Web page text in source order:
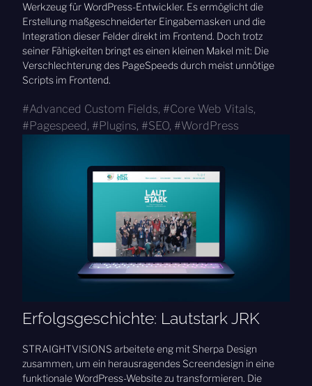
Werkzeug für WordPress-Entwickler. Es ermöglicht die
Erstellung maßgeschneiderter Eingabemasken und die
Integration dieser Felder direkt im Frontend. Doch trotz
seiner Fähigkeiten bringt es einen kleinen Makel mit: Die
Verschlechterung des PageSpeeds durch meist unnötige
Scripts im Frontend.
Advanced Custom Fields, Core Web Vitals,
Pagespeed, Plugins, SEO, WordPress
Erfolgsgeschichte: Lautstark JRK
STRAIGHTVISIONS arbeitete eng mit Sherpa Design
zusammen, um ein herausragendes Screendesign in eine
funktionale WordPress-Website zu transformieren. Die